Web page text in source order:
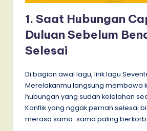
1. Saat Hubungan
Duluan Sebelum
Selesai
Di bagian awal lagu, lirik lagu
Merelakanmu langsung membawa
hubungan yang sudah kelelahan
Konflik yang nggak pernah selesai
merasa sama-sama paling